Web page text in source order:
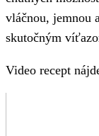
vláčnou, jemnou
skutočným
Video recept